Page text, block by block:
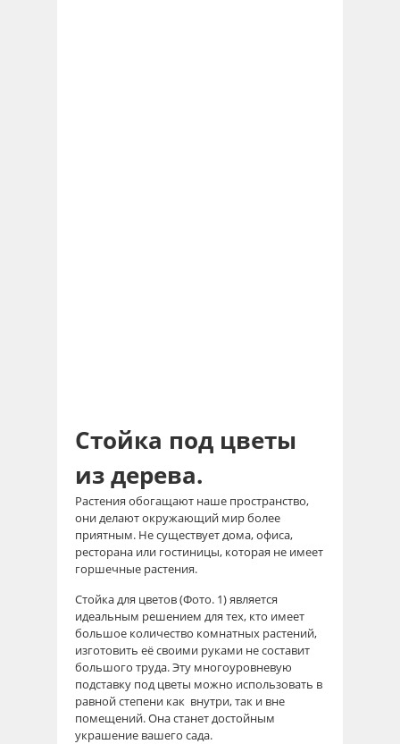
Стойка под цветы
из дерева.
Растения обогащают наше пространство,
они делают окружающий мир более
приятным. Не существует дома, офиса,
ресторана или гостиницы, которая не имеет
горшечные растения.
Стойка для цветов (Фото. 1) является
идеальным решением для тех, кто имеет
большое количество комнатных растений,
изготовить её своими руками не составит
большого труда. Эту многоуровневую
подставку под цветы можно использовать в
равной степени как внутри, так и вне
помещений. Она станет достойным
украшение вашего сада.